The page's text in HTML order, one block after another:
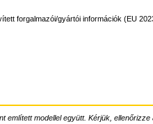
forgalmazói/gyártói információk (EU
modellel együtt. Kérjük,